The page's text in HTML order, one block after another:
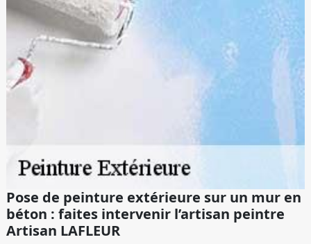
Pose de peinture extérieure sur un mur en
béton : faites intervenir l’artisan peintre
Artisan LAFLEUR